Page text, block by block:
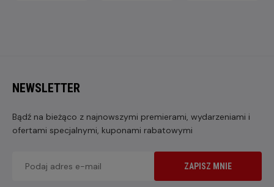
NEWSLETTER
Bądź na bieżąco z najnowszymi premierami, wydarzeniami i
ofertami specjalnymi, kuponami rabatowymi
ZAPISZ MNIE